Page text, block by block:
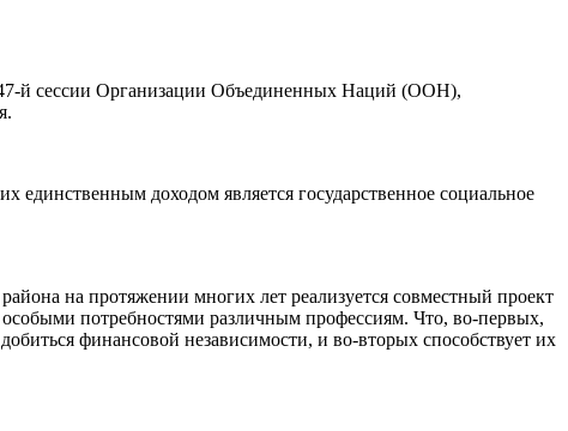
й сессии Организации Объединенных Наций (ООН),
единственным доходом является государственное социальное
на протяжении многих лет реализуется совместный проект
потребностями различным профессиям. Что, во-первых,
финансовой независимости, и во-вторых способствует их